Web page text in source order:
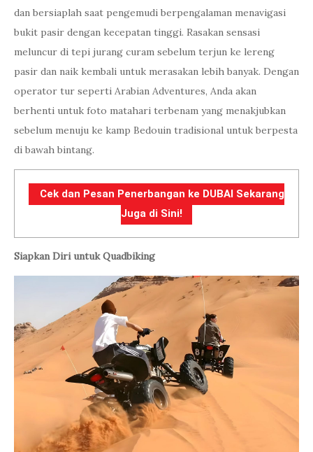
dan bersiaplah saat pengemudi berpengalaman menavigasi
bukit pasir dengan kecepatan tinggi. Rasakan sensasi
meluncur di tepi jurang curam sebelum terjun ke lereng
pasir dan naik kembali untuk merasakan lebih banyak. Dengan
operator tur seperti Arabian Adventures, Anda akan
berhenti untuk foto matahari terbenam yang menakjubkan
sebelum menuju ke kamp Bedouin tradisional untuk berpesta
di bawah bintang.
Cek dan Pesan Penerbangan ke DUBAI Sekarang
Juga di Sini!
Siapkan Diri untuk Quadbiking